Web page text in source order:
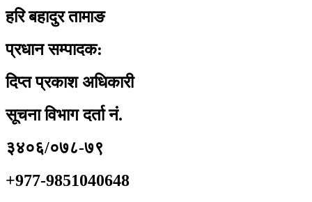
हरि बहादुर तामाङ
प्रधान सम्पादक:
दिप्त प्रकाश अधिकारी
सूचना विभाग दर्ता नं.
३४०६/०७८-७९
+977-9851040648